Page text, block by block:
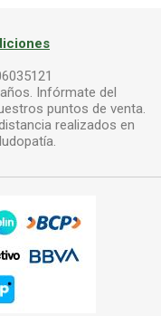
Infórmate del
puntos de venta.
realizados en